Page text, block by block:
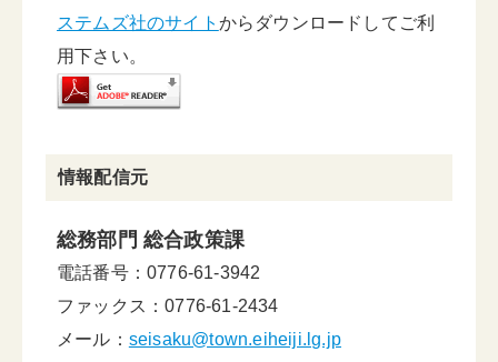
ステムズ社のサイト からダウンロードしてご利
用下さい。
情報配信元
総務部門 総合政策課
電話番号：0776-61-3942
ファックス：0776-61-2434
メール： seisaku@town.eiheiji.lg.jp